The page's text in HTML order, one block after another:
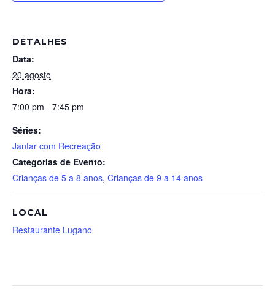
DETALHES
Data:
20 agosto
Hora:
7:00 pm - 7:45 pm
Séries:
Jantar com Recreação
Categorias de Evento:
Crianças de 5 a 8 anos, Crianças de 9 a 14 anos
LOCAL
Restaurante Lugano